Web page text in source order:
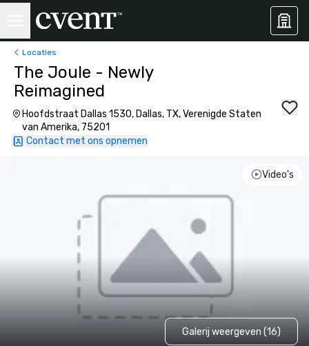
Locaties
The Joule - Newly
Reimagined
Hoofdstraat Dallas 1530, Dallas, TX, Verenigde Staten
van Amerika, 75201
Contact met ons opnemen
Video's
Galerij weergeven (16)